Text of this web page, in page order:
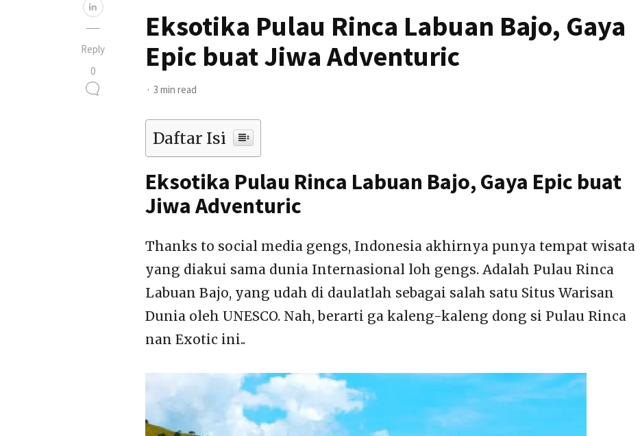
Reply
0
Eksotika Pulau Rinca Labuan Bajo, Gaya
Epic buat Jiwa Adventuric
3 min read
Daftar Isi
Eksotika Pulau Rinca Labuan Bajo, Gaya Epic buat
Jiwa Adventuric
Thanks to social media gengs, Indonesia akhirnya punya tempat wisata
yang diakui sama dunia Internasional loh gengs. Adalah Pulau Rinca
Labuan Bajo, yang udah di daulatlah sebagai salah satu Situs Warisan
Dunia oleh UNESCO. Nah, berarti ga kaleng-kaleng dong si Pulau Rinca
nan Exotic ini..